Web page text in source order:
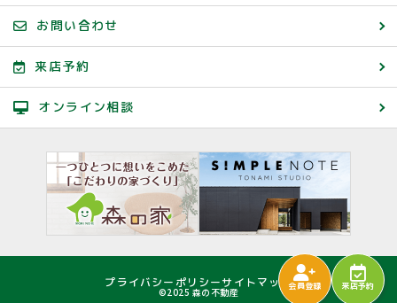
会員登録 来店予約
お問い合わせ
来店予約
オンライン相談
プライバシーポリシーサイトマップ
©2025 森の不動産